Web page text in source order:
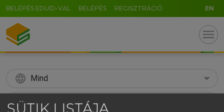
BELÉPÉS EDUID-VAL BELÉPÉS REGISZTRÁCIÓ EN
menu
language Mind
search
SÜTIK LISTÁJA